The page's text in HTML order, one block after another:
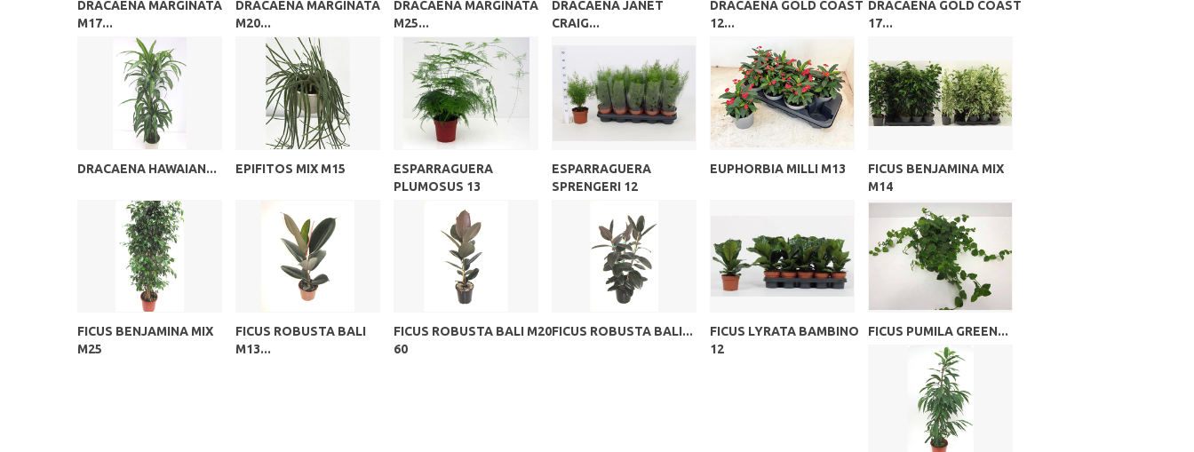
DRACAENA MARGINATA
M17...
DRACAENA MARGINATA
M20...
DRACAENA MARGINATA
M25...
DRACAENA JANET
CRAIG...
DRACAENA GOLD COAST
12...
DRACAENA GOLD COAST
17...
DRACAENA HAWAIAN... EPIFITOS MIX M15
ESPARRAGUERA
PLUMOSUS 13
ESPARRAGUERA
SPRENGERI 12
EUPHORBIA MILLI M13
FICUS BENJAMINA MIX
M14
FICUS BENJAMINA MIX
M25
FICUS ROBUSTA BALI
M13...
FICUS ROBUSTA BALI M20
60
FICUS ROBUSTA BALI...
FICUS LYRATA BAMBINO
12
FICUS PUMILA GREEN...